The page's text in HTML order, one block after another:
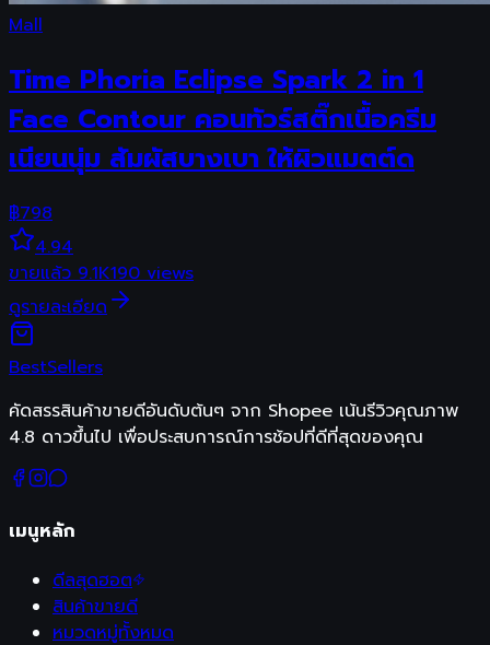
Mall
Time Phoria Eclipse Spark 2 in 1
Face Contour คอนทัวร์สติ๊กเนื้อครีม
เนียนนุ่ม สัมผัสบางเบา ให้ผิวแมตต์ด
฿798
4.94
ขายแล้ว 9.1K190 views
ดูรายละเอียด
BestSellers
คัดสรรสินค้าขายดีอันดับต้นๆ จาก Shopee เน้นรีวิวคุณภาพ
4.8 ดาวขึ้นไป เพื่อประสบการณ์การช้อปที่ดีที่สุดของคุณ
เมนูหลัก
ดีลสุดฮอต
สินค้าขายดี
หมวดหมู่ทั้งหมด